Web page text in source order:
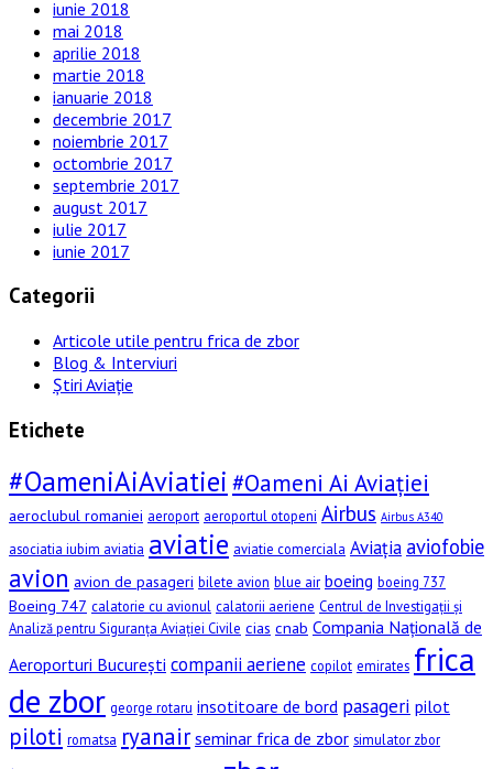
iunie 2018
mai 2018
aprilie 2018
martie 2018
ianuarie 2018
decembrie 2017
noiembrie 2017
octombrie 2017
septembrie 2017
august 2017
iulie 2017
iunie 2017
Categorii
Articole utile pentru frica de zbor
Blog & Interviuri
Știri Aviație
Etichete
#OameniAiAviatiei #Oameni Ai Aviației
aeroclubul romaniei aeroport aeroportul otopeni Airbus Airbus A340
asociatia iubim aviatia aviatie aviatie comerciala Aviația aviofobie
avion avion de pasageri bilete avion blue air boeing boeing 737
Boeing 747 calatorie cu avionul calatorii aeriene Centrul de Investigații și
Analiză pentru Siguranța Aviației Civile cias cnab Compania Națională de
Aeroporturi București companii aeriene copilot emirates frica
de zbor george rotaru insotitoare de bord pasageri pilot
piloti romatsa ryanair seminar frica de zbor simulator zbor